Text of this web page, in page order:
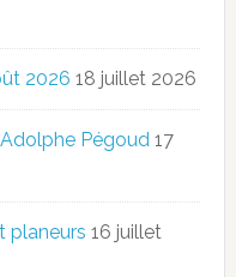
2026 18 juillet 2026
Pégoud 17
planeurs 16 juillet